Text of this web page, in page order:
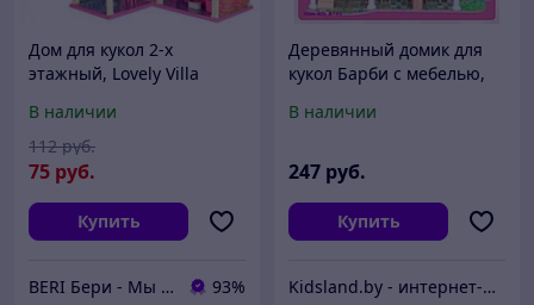
Дом для кукол 2-х
этажный, Lovely Villa
кукольный домик с
аксессуарами, 2 варианта
сборки
В наличии
75 руб.
112 руб.
Купить
BERI Бери - Мы ненавидим демпинг, но нас вынуждают конкуренты
93%
Деревянный домик для
кукол Барби с мебелью,
В наличии
247 руб.
Купить
Kidsland.by - интернет-магазин детских товаров, для дачи и дома и товаров для активного отдыха